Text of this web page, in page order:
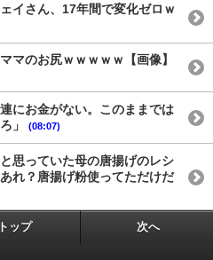
イさん、17年間で変化ゼロｗ
マのお尻ｗｗｗｗｗ【画像】
にお金がない。このままでは
」
(08:07)
思っていた母の唐揚げのレシ
れ？唐揚げ粉使ってただけだ
トップ 次へ